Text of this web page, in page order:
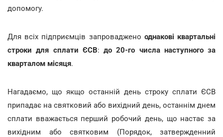
допомогу.
Для всіх підприємців запроваджено однакові квартальні
строки для сплати ЄСВ: до 20-го числа наступного за
кварталом місяця.
Нагадаємо, що якщо останній день строку сплати ЄСВ
припадає на святковий або вихідний день, останнім днем
сплати вважається перший робочий день, що настає за
вихідним або святковим (Порядок, затвержденний